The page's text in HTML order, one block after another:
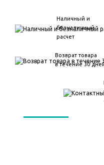
Наличный и
безналичный
расчет
Возврат товара
в течение 30